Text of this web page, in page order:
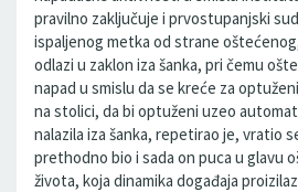
pravilno zaključuje i prvostupanjski
ispaljenog metka od strane
odlazi u zaklon iza šanka, pri čemu
napad u smislu da se kreće za
na stolici, da bi optuženi uzeo
nalazila iza šanka, repetirao je, vratio
prethodno bio i sada on puca u glavu
života, koja dinamika događaja